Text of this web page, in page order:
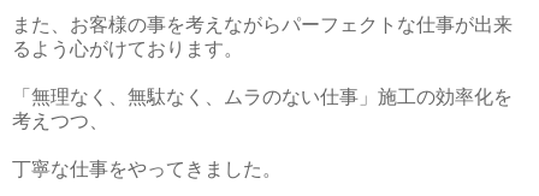
また、お客様の事を考えながらパーフェクトな仕事が出来
るよう心がけております。
「無理なく、無駄なく、ムラのない仕事」施工の効率化を
考えつつ、
丁寧な仕事をやってきました。